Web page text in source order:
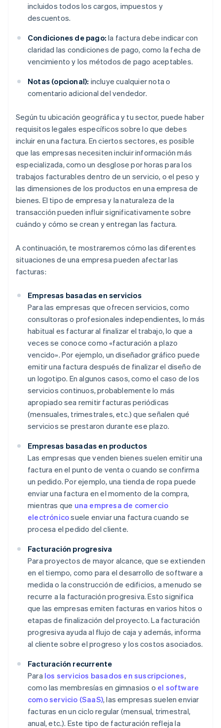
incluidos todos los cargos, impuestos y
descuentos.
Condiciones de pago: la factura debe indicar con
claridad las condiciones de pago, como la fecha de
vencimiento y los métodos de pago aceptables.
Notas (opcional): incluye cualquier nota o
comentario adicional del vendedor.
Según tu ubicación geográfica y tu sector, puede haber
requisitos legales específicos sobre lo que debes
incluir en una factura. En ciertos sectores, es posible
que las empresas necesiten incluir información más
especializada, como un desglose por horas para los
trabajos facturables dentro de un servicio, o el peso y
las dimensiones de los productos en una empresa de
bienes. El tipo de empresa y la naturaleza de la
transacción pueden influir significativamente sobre
cuándo y cómo se crean y entregan las factura.
A continuación, te mostraremos cómo las diferentes
situaciones de una empresa pueden afectar las
facturas:
Empresas basadas en servicios
Para las empresas que ofrecen servicios, como
consultoras o profesionales independientes, lo más
habitual es facturar al finalizar el trabajo, lo que a
veces se conoce como «facturación a plazo
vencido». Por ejemplo, un diseñador gráfico puede
emitir una factura después de finalizar el diseño de
un logotipo. En algunos casos, como el caso de los
servicios continuos, probablemente lo más
apropiado sea remitir facturas periódicas
(mensuales, trimestrales, etc.) que señalen qué
servicios se prestaron durante ese plazo.
Empresas basadas en productos
Las empresas que venden bienes suelen emitir una
factura en el punto de venta o cuando se confirma
un pedido. Por ejemplo, una tienda de ropa puede
enviar una factura en el momento de la compra,
mientras que una empresa de comercio
electrónicosuele enviar una factura cuando se
procesa el pedido del cliente.
Facturación progresiva
Para proyectos de mayor alcance, que se extienden
en el tiempo, como para el desarrollo de software a
medida o la construcción de edificios, a menudo se
recurre a la facturación progresiva. Esto significa
que las empresas emiten facturas en varios hitos o
etapas de finalización del proyecto. La facturación
progresiva ayuda al flujo de caja y además, informa
al cliente sobre el progreso y los costos asociados.
Facturación recurrente
Para los servicios basados en suscripciones,
como las membresías en gimnasios o el software
como servicio (SaaS), las empresas suelen enviar
facturas en un ciclo regular (mensual, trimestral,
anual, etc.). Este tipo de facturación refleja la